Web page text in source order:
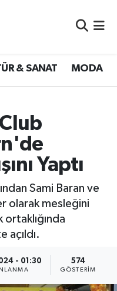
& SANAT MODA
Yaptı
Sami Baran ve
olarak mesleğini
ortaklığında
açıldı.
- 01:30 574
GÖSTERIM
Fikstür